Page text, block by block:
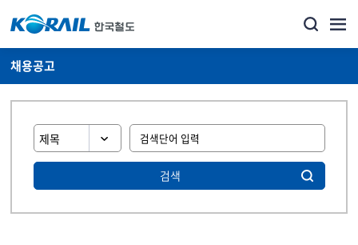
채용공고
검색